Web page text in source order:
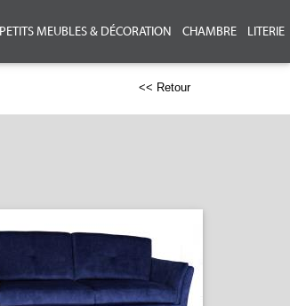
PETITS MEUBLES & DÉCORATION CHAMBRE LITERIE
<< Retour